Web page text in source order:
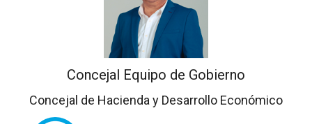
Concejal Equipo de Gobierno
Concejal de Hacienda y Desarrollo Económico